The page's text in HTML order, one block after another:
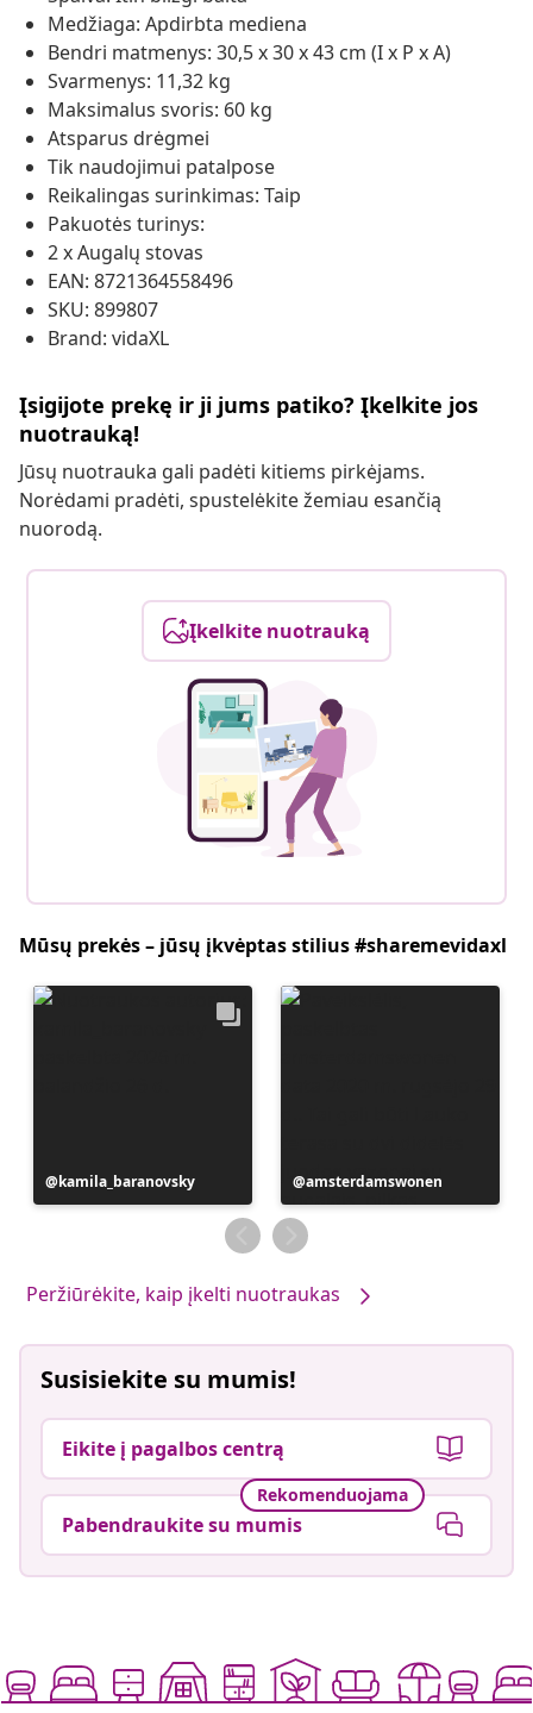
Medžiaga: Apdirbta mediena
Bendri matmenys: 30,5 x 30 x 43 cm (I x P x A)
Svarmenys: 11,32 kg
Maksimalus svoris: 60 kg
Atsparus drėgmei
Tik naudojimui patalpose
Reikalingas surinkimas: Taip
Pakuotės turinys:
2 x Augalų stovas
EAN: 8721364558496
SKU: 899807
Brand: vidaXL
Įsigijote prekę ir ji jums patiko? Įkelkite jos
nuotrauką!
Jūsų nuotrauka gali padėti kitiems pirkėjams.
Norėdami pradėti, spustelėkite žemiau esančią
nuorodą.
Įkelkite nuotrauką
Mūsų prekės – jūsų įkvėptas stilius #sharemevidaxl
Įrašą
paskelbė
kamila_baranovsky
Įrašą
paskelbė
amsterdamswonen
Peržiūrėkite, kaip įkelti nuotraukas
Susisiekite su mumis!
Eikite į pagalbos centrą
Rekomenduojama
Pabendraukite su mumis